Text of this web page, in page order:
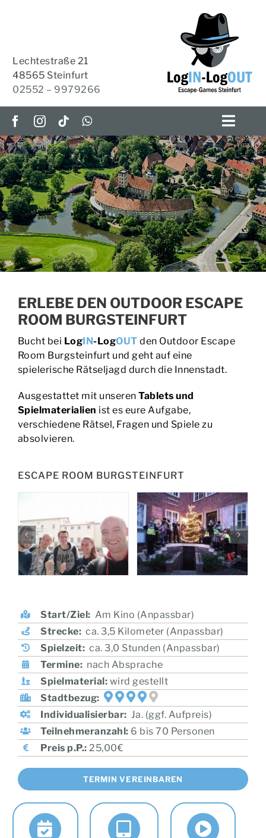
Lechtestraße 21
48565 Steinfurt
02552 – 9979266
ESCAPE-ROOMS
OUTDOOR-ESCAPE
HOME-ESCAPES
KRIMI-TISCH
EVENTS
KONTAKT
Escape Room Burgsteinfurt
ESCAPE ROOM BURGSTEINFURT
ERLEBE DEN OUTDOOR ESCAPE
ROOM BURGSTEINFURT
Bucht bei LogIN-LogOUT den Outdoor Escape
Room Burgsteinfurt und geht auf eine
spielerische Rätseljagd durch die Innenstadt.
Ausgestattet mit unserenTablets und
Spielmaterialien ist es eure Aufgabe,
verschiedene Rätsel, Fragen und Spiele zu
absolvieren.
Strecke: ca. 3,5 Kilometer (Anpassbar)
Spielzeit:ca. 3,0 Stunden (Anpassbar)
Termine:nach Absprache
Spielmaterial:wird gestellt
Stadtbezug:
Individualisierbar:Ja. (ggf. Aufpreis)
Teilnehmeranzahl:6 bis 70 Personen
Preis p.P.:25,00€
TERMIN VEREINBAREN
Terminanfrage
Spielmaterial
Abenteuer